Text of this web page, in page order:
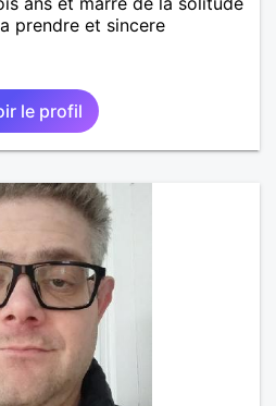
prendre et sincere
le profil